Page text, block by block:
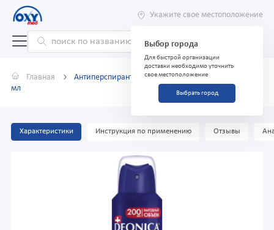
Укажите свое местоположение
Выбор города
Для быстрой организации
доставки необходимо уточнить
свое местоположение
Выбрать город
Главная
Антиперспирант DEONICA for men невидимый 200
мл
Характеристики Инструкция по применению Отзывы